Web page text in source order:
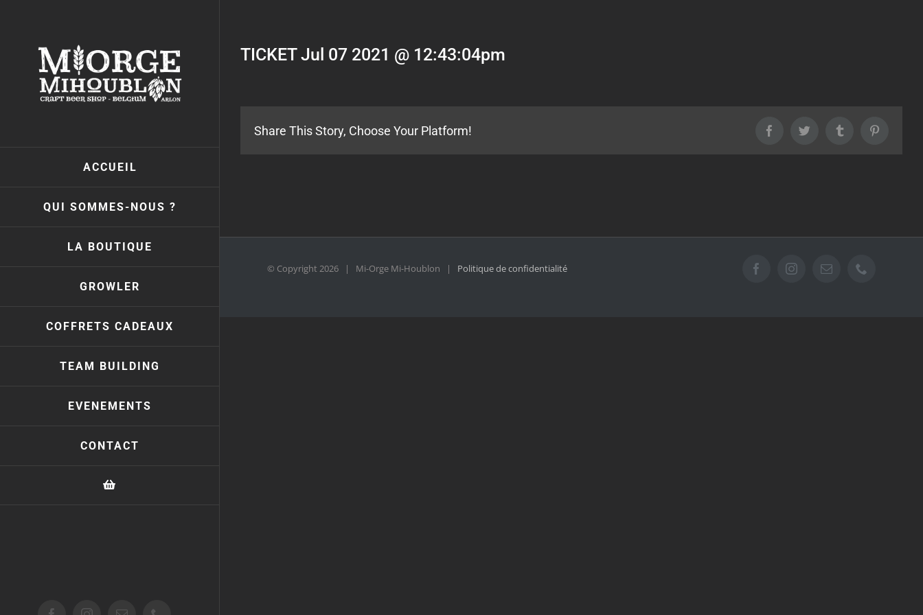
ACCUEIL
QUI SOMMES-NOUS ?
LA BOUTIQUE
GROWLER
COFFRETS CADEAUX
TEAM BUILDING
EVENEMENTS
CONTACT
TICKET Jul 07 2021 @ 12:43:04pm
Share This Story, Choose Your Platform! FacebookTwitter Tumblr
© Copyright2026 | Mi-Orge Mi-Houblon | Politique de confidentialité FacebookInstagramEmail